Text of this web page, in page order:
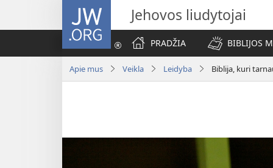
JW.ORG Jehovos liudytojai
PRADŽIA
BIBLIJOS
Apie mus Veikla Leidyba Biblija, kuri